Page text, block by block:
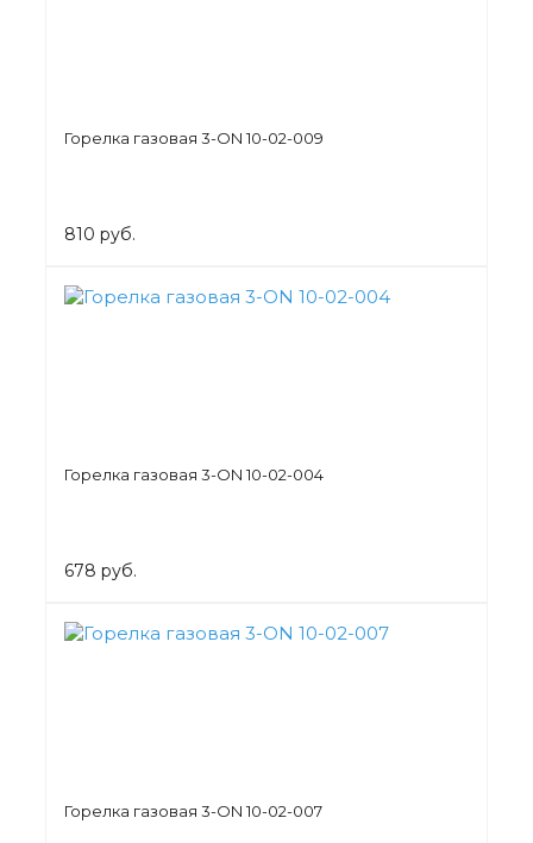
Горелка газовая 3-ON 10-02-009
810 руб.
Горелка газовая 3-ON 10-02-004
678 руб.
Горелка газовая 3-ON 10-02-007